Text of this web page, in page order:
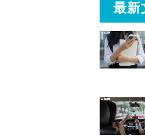
最新